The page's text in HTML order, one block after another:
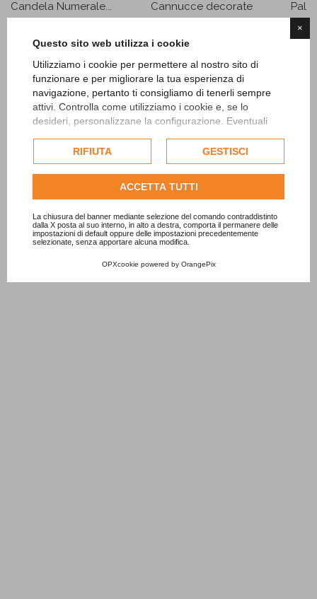
×
Questo sito web utilizza i cookie
Utilizziamo i cookie per permettere al nostro sito di
funzionare e per migliorare la tua esperienza di
navigazione, pertanto ti consigliamo di tenerli sempre
attivi. Controlla come utilizziamo i cookie e, se lo
desideri, personalizzane la configurazione. Eventuali
esclusivamente previa acquisizione del consenso
dell'utente.
Consulta l'informativa cookie completa.
RIFIUTA GESTISCI
ACCETTA TUTTI
La chiusura del banner mediante selezione del comando contraddistinto
dalla X posta al suo interno, in alto a destra, comporta il permanere delle
impostazioni di default oppure delle impostazioni precedentemente
selezionate, senza apportare alcuna modifica.
OPXcookie powered by OrangePix
Candela Numerale...
AGGIUNGI
Cannucce decorate
1,45 €
AGGIUNGI
5,90